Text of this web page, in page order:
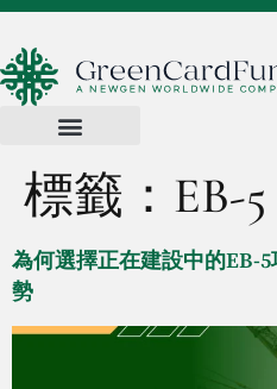
標籤： EB-
為何選擇正在建設中的EB-
勢